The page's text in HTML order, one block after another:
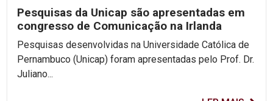
Pesquisas da Unicap são apresentadas em
congresso de Comunicação na Irlanda
Pesquisas desenvolvidas na Universidade Católica de
Pernambuco (Unicap) foram apresentadas pelo Prof. Dr.
Juliano...